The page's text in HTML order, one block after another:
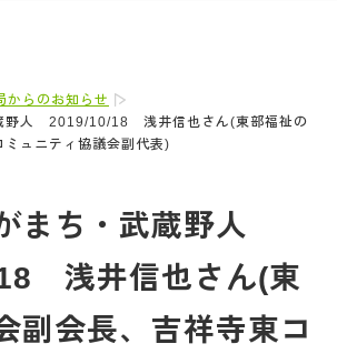
からのお知らせ
野人 2019/10/18 浅井信也さん(東部福祉の
ュニティ協議会副代表)
まち・武蔵野人
浅井信也さん(東
副会長、吉祥寺東コ